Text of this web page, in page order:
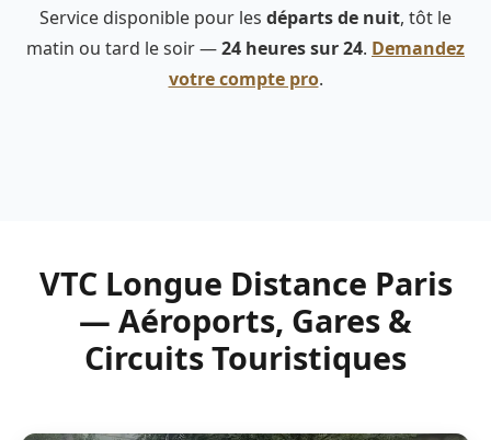
Service disponible pour les départs de nuit, tôt le
matin ou tard le soir —24 heures sur 24. Demandez
votre compte pro.
VTC Longue Distance Paris
— Aéroports, Gares &
Circuits Touristiques